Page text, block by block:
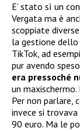
E’ stato sì un
Vergata ma è
scoppiate
la gestione
TikTok, ad
pur avendo
era pressoché
un
Per non parlare,
invece si trovava
90 euro. Ma le